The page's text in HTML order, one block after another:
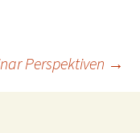
Perspektiven →